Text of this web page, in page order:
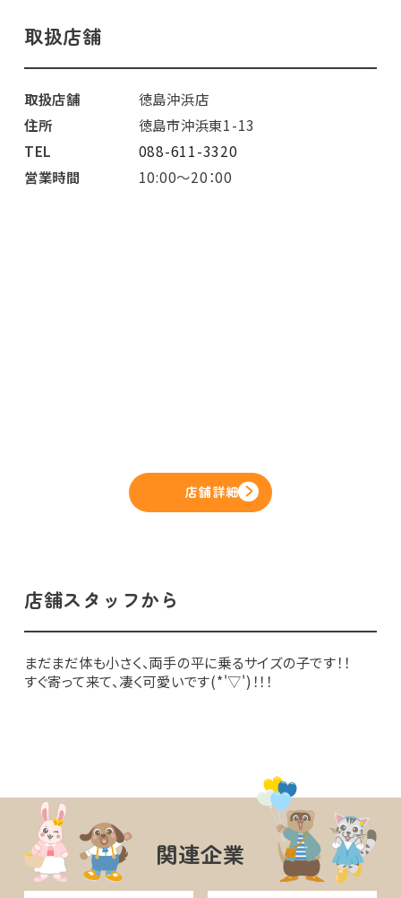
取扱店舗
取扱店舗
徳島沖浜店
住所
徳島市沖浜東1-13
TEL
088-611-3320
営業時間
10:00～20：00
店舗詳細
店舗スタッフから
まだまだ体も小さく、両手の平に乗るサイズの子です！！
すぐ寄って来て、凄く可愛いです(*'▽')！！！
関連企業